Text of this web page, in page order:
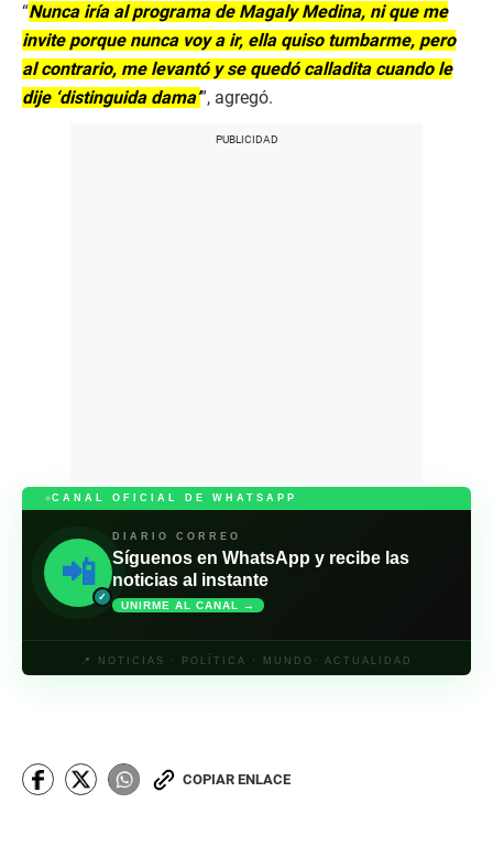
“Nunca iría al programa de Magaly Medina, ni que me
invite porque nunca voy a ir, ella quiso tumbarme, pero
al contrario, me levantó y se quedó calladita cuando le
dije ‘distinguida dama’”, agregó.
CANAL OFICIAL DE WHATSAPP
📲
✓
DIARIO CORREO
Síguenos en WhatsApp y recibe las
noticias al instante
UNIRME AL CANAL →
📍 NOTICIAS · POLÍTICA · MUNDO· ACTUALIDAD
COPIAR ENLACE